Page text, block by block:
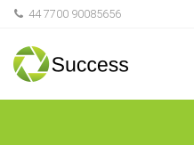
44 7700 90085656